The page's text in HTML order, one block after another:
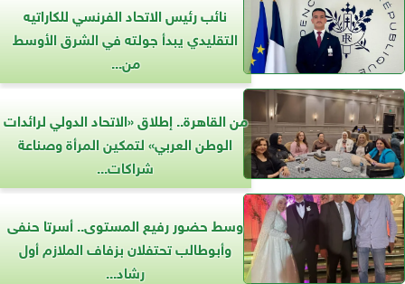
نائب رئيس الاتحاد الفرنسي للكاراتيه
التقليدي يبدأ جولته في الشرق الأوسط
من...
من القاهرة.. إطلاق «الاتحاد الدولي لرائدات
الوطن العربي» لتمكين المرأة وصناعة
شراكات...
وسط حضور رفيع المستوى.. أسرتا حنفى
وأبوطالب تحتفلان بزفاف الملازم أول
رشاد...